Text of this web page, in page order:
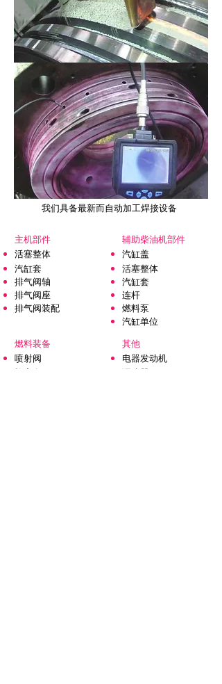
我们具备最新而自动加工焊接设备
主机部件
活塞整体
汽缸套
排气阀轴
排气阀座
排气阀装配
辅助柴油机部件
汽缸盖
活塞整体
汽缸套
连杆
燃料泵
汽缸单位
燃料装备
喷射阀
其他
电器发动机